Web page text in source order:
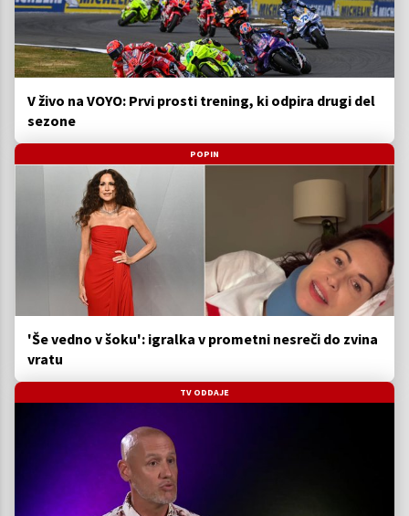
V živo na VOYO: Prvi prosti trening, ki odpira drugi del
sezone
POPIN
'Še vedno v šoku': igralka v prometni nesreči do zvina
vratu
TV ODDAJE